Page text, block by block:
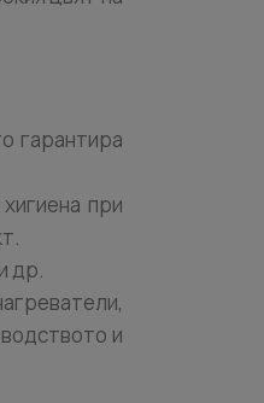
гарантира
при
др.
и